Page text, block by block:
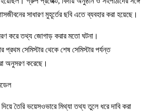
সাধারণ মুহূর্তের ছবি এতে ব্যবহার করা হয়েছে।
করে তথ্য জোগাড় করার মতো ঘটনা।
প্রথম সেমিস্টার থেকে শেষ সেমিস্টার পর্যন্ত
অনুসরণ করেছে।
তৈরি ভয়েসওভারে মিথ্যা তথ্য তুলে ধরে দাবি করা